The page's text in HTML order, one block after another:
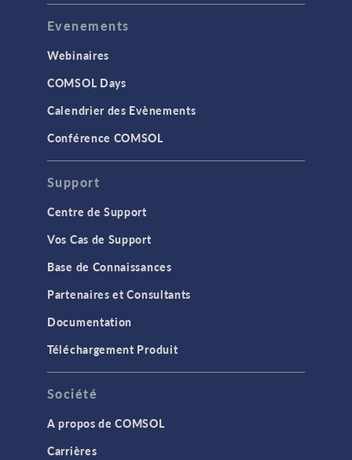
Evenements
Webinaires
COMSOL Days
Calendrier des Evènements
Conférence COMSOL
Support
Centre de Support
Vos Cas de Support
Base de Connaissances
Partenaires et Consultants
Documentation
Téléchargement Produit
Société
A propos de COMSOL
Carrières